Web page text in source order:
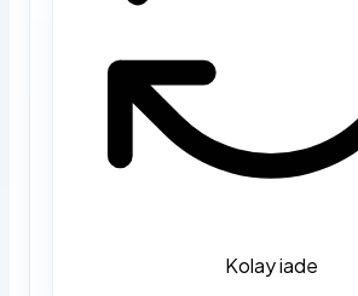
Kolay iade